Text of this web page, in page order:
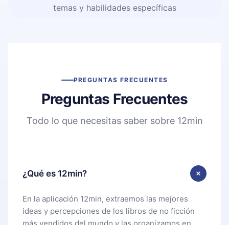
temas y habilidades específicas
PREGUNTAS FRECUENTES
Preguntas Frecuentes
Todo lo que necesitas saber sobre 12min
¿Qué es 12min?
En la aplicación 12min, extraemos las mejores
ideas y percepciones de los libros de no ficción